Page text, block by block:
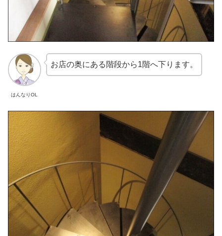
はんなりOL
お店の奥にある階段から1階へ下ります。